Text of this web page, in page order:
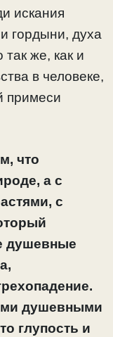
искания
гордыни, духа
же, как и
в человеке,
примеси
что
а с
с
душевные
душевными
глупость и